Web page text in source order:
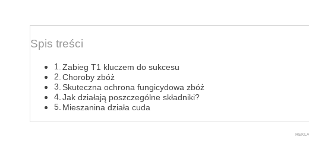
Spis treści
Zabieg T1 kluczem do sukcesu
Choroby zbóż
Skuteczna ochrona fungicydowa zbóż
Jak działają poszczególne składniki?
Mieszanina działa cuda